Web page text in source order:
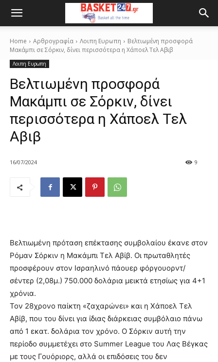
Home Αρθρογραφία Λοιπη Ευρωπη
Βελτιωμένη προσφορά
Μακάμπι σε Σόρκιν, δίνει περισσότερα η Χάποελ Tελ Αβιβ
Λοιπη Ευρωπη
Βελτιωμένη προσφορά
Μακάμπι σε Σόρκιν, δίνει
περισσότερα η Χάποελ Tελ
Αβιβ
16/07/2024 9
Βελτιωμένη πρόταση επέκτασης συμβολαίου έκανε στον
Ρόμαν Σόρκιν η Μακάμπι Τελ Αβίβ. Οι πρωταθλητές
προσφέρουν στον Ισραηλινό πάουερ φόργουορντ/
σέντερ (2,08μ.) 750.000 δολάρια μεικτά ετησίως για 4+1
χρόνια.
Τον 28χρονο παίκτη «ζαχαρώνει» και η Χάποελ Τελ
Αβίβ, που του δίνει για ίδιας διάρκειας συμβόλαιο πάνω
από 1 εκατ. δολάρια τον χρόνο. Ο Σόρκιν αυτή την
περίοδο συμμετέχει στο Summer League του Λας Βέγκας
με τους Γουόριορς, αλλά οι επιδόσεις του δεν